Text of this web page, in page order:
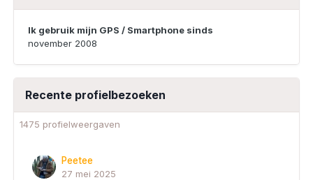
Ik gebruik mijn GPS / Smartphone sinds
november 2008
Recente profielbezoeken
1475 profielweergaven
Peetee
27 mei 2025